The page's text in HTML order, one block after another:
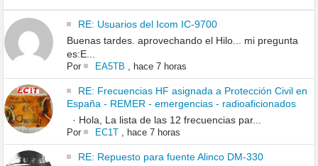
RE: Usuarios del Icom IC-9700
Buenas tardes. aprovechando el Hilo... mi pregunta
es:E...
Por EA5TB hace 7 horas
RE: Frecuencias HF asignada a Protección Civil en
España - REMER - emergencias - radioaficionados
· Hola, La lista de las 12 frecuencias par...
Por EC1T, hace 7 horas
RE: Repuesto para fuente Alinco DM-330